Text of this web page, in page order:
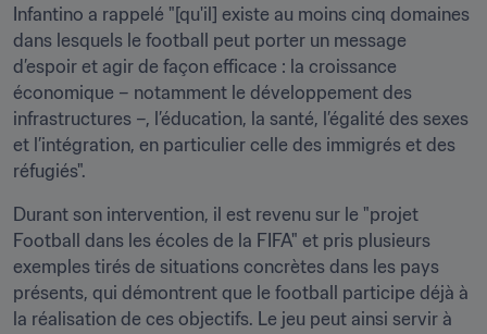
Infantino a rappelé "[qu'il] existe au moins cinq domaines
dans lesquels le football peut porter un message
d’espoir et agir de façon efficace : la croissance
économique – notamment le développement des
infrastructures –, l’éducation, la santé, l’égalité des sexes
et l’intégration, en particulier celle des immigrés et des
réfugiés".
Durant son intervention, il est revenu sur le "projet
Football dans les écoles de la FIFA" et pris plusieurs
exemples tirés de situations concrètes dans les pays
présents, qui démontrent que le football participe déjà à
la réalisation de ces objectifs. Le jeu peut ainsi servir à